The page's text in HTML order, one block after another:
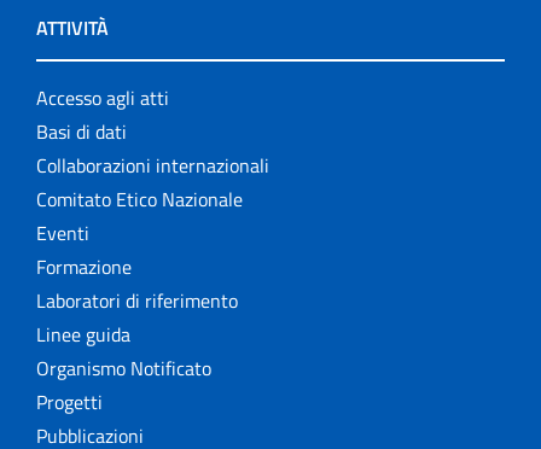
ATTIVITÀ
Accesso agli atti
Basi di dati
Collaborazioni internazionali
Comitato Etico Nazionale
Eventi
Formazione
Laboratori di riferimento
Linee guida
Organismo Notificato
Progetti
Pubblicazioni